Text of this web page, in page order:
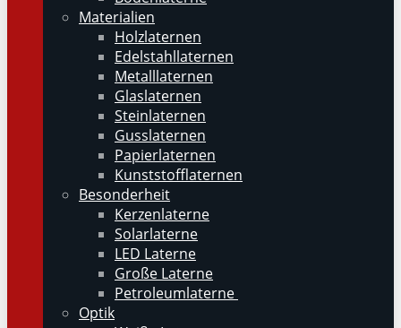
Materialien
Holzlaternen
Edelstahllaternen
Metalllaternen
Glaslaternen
Steinlaternen
Gusslaternen
Papierlaternen
Kunststofflaternen
Besonderheit
Kerzenlaterne
Solarlaterne
LED Laterne
Große Laterne
Petroleumlaterne
Optik